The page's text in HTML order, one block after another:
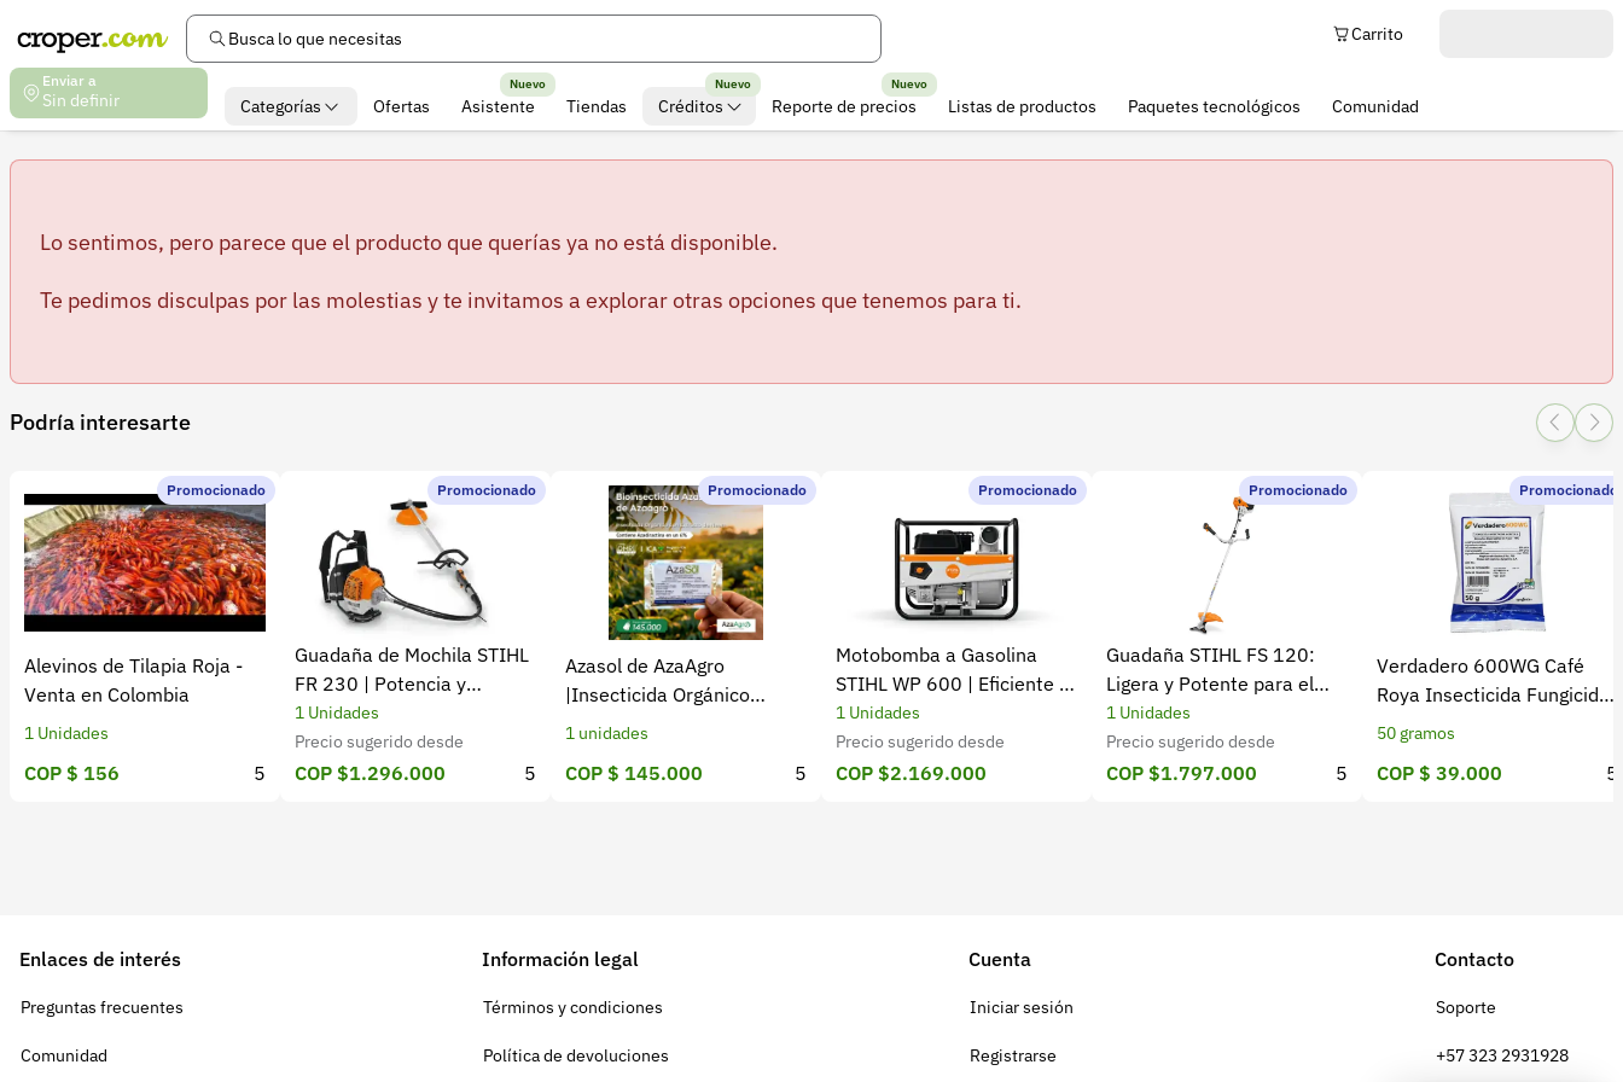
Busca lo que necesitas
Enviar a
Sin definir
Carrito
Categorías Ofertas Asistente
Nuevo
Tiendas Créditos
Nuevo
Reporte de precios
Nuevo
Listas de productos Paquetes tecnológicos Comunidad
Lo sentimos, pero parece que el producto que querías ya no está disponible.
Te pedimos disculpas por las molestias y te invitamos a explorar otras opciones que tenemos para ti.
Podría interesarte
Promocionado
Alevinos de Tilapia Roja -
Venta en Colombia
1 Unidades
COP $ 156 5
Promocionado
Guadaña de Mochila STIHL
FR 230 | Potencia y
rendimiento
1 Unidades
Precio sugerido desde
COP $1.296.000 5
Promocionado
Azasol de AzaAgro
|Insecticida Orgánico
Extracto de Neem
1 unidades
COP $ 145.000 5
Promocionado
Motobomba a Gasolina
STIHL WP 600 | Eficiente y
Potente
1 Unidades
Precio sugerido desde
COP $2.169.000
Promocionado
Guadaña STIHL FS 120:
Ligera y Potente para el
Campo
1 Unidades
Precio sugerido desde
COP $1.797.000 5
Promocionado
Verdadero 600WG Café
Roya Insecticida Fungicida
ICA
50 gramos
COP $ 39.000 5
Enlaces de interés
Preguntas frecuentes
Comunidad
Información legal
Términos y condiciones
Política de devoluciones
Cuenta
Iniciar sesión
Registrarse
Contacto
Soporte
+57 323 2931928